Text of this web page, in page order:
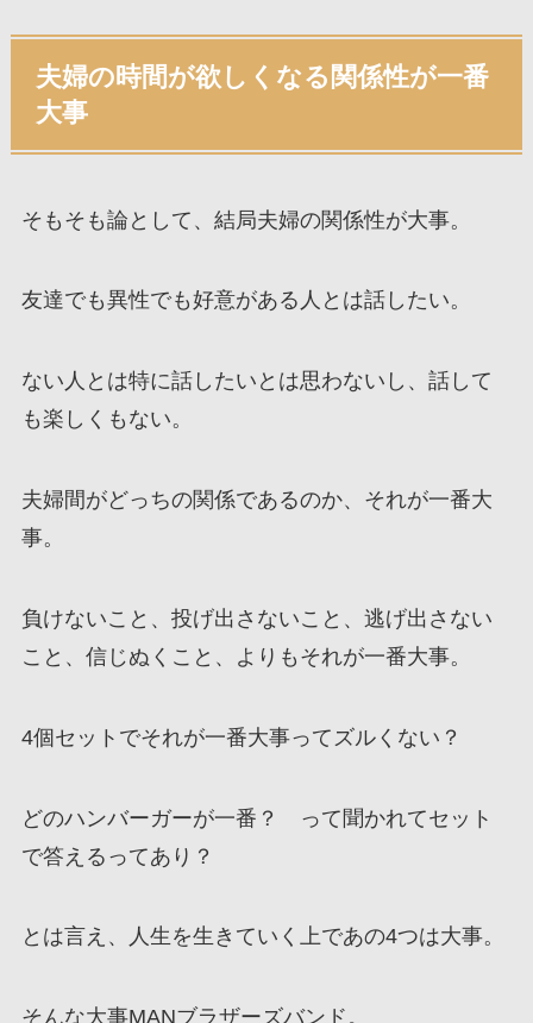
夫婦の時間が欲しくなる関係性が一番
大事
そもそも論として、結局夫婦の関係性が大事。
友達でも異性でも好意がある人とは話したい。
ない人とは特に話したいとは思わないし、話して
も楽しくもない。
夫婦間がどっちの関係であるのか、それが一番大
事。
負けないこと、投げ出さないこと、逃げ出さない
こと、信じぬくこと、よりもそれが一番大事。
4個セットでそれが一番大事ってズルくない？
どのハンバーガーが一番？ って聞かれてセット
で答えるってあり？
とは言え、人生を生きていく上であの4つは大事。
そんな大事MANブラザーズバンド。